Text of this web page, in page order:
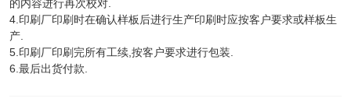
的内容进行再次校对.
4.印刷厂印刷时在确认样板后进行生产印刷时应按客户要求或样板生
产.
5.印刷厂印刷完所有工续,按客户要求进行包装.
6.最后出货付款.